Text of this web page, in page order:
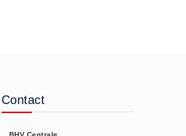
Contact